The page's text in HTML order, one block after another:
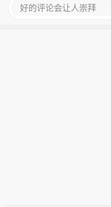
好的评论会让人崇拜